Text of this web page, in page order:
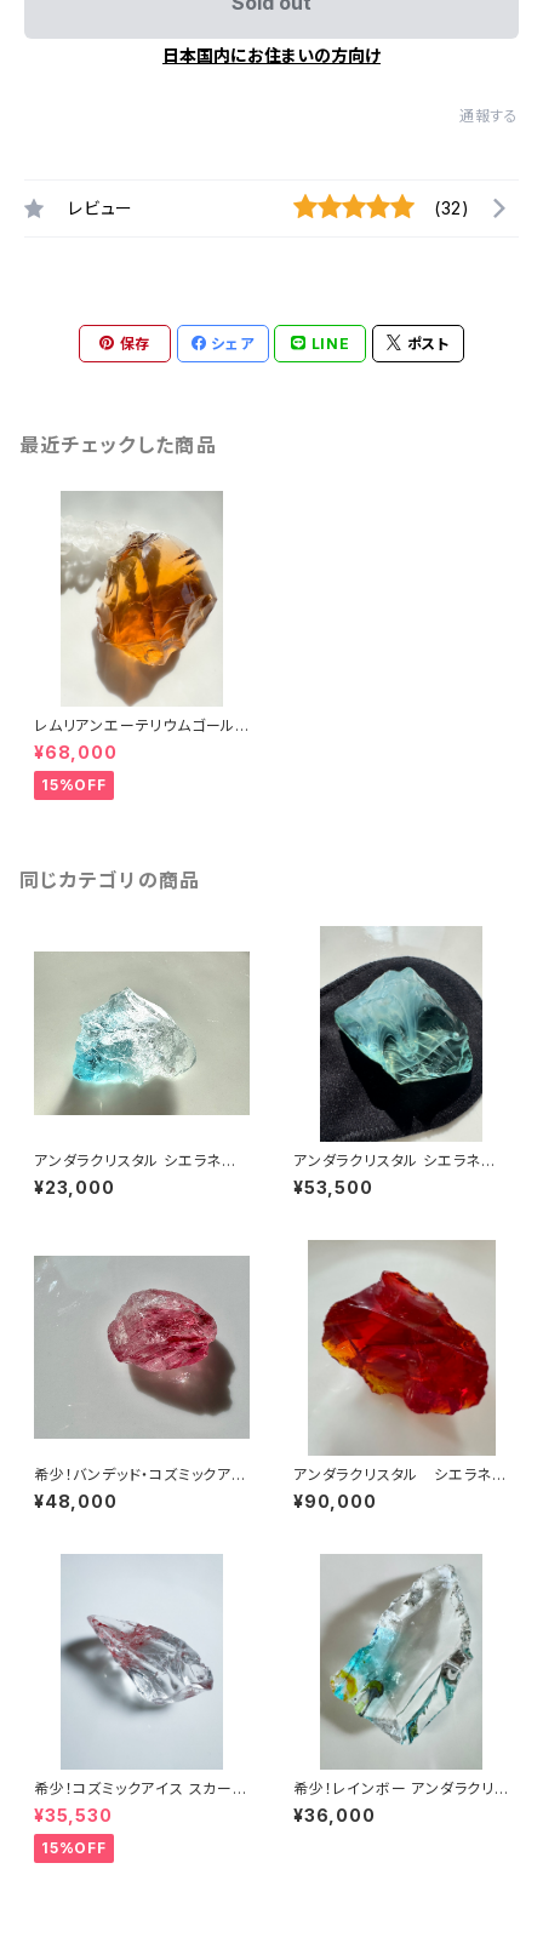
日本国内にお住まいの方向け
通報する
レビュー (32)
保存 シェア LINE ポスト
最近チェックした商品
レムリアンエーテリウムゴールド
LGL-1シエラ産アンダラクリスタ
ル
¥68,000
15%OFF
同じカテゴリの商品
アンダラクリスタル シエラネバ
ダ産/エレクトリックブルー・コズ
ミックアイス 原石 EBIC-1
¥23,000
アンダラクリスタル シエラネバ
ダ産/エンジェルオーラ ブルート
パーズ原石abt-
¥53,500
希少！バンデッド・コズミックアイ
ス ソフィアウィズダムハート/シ
エラ産アンダラクリスタル ICS
¥48,000
アンダラクリスタル シエラネバ
ダ産/エンジェルオーラ ファイヤ
ーオパール レムリアンサンライ
¥90,000
希少！コズミックアイス スカーレ
ットシフトICESC-2/シエラ産ア
ンダラクリスタル
¥35,530
15%OFF
希少！レインボー アンダラクリス
タルRbw3
¥36,000